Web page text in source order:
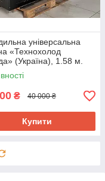
універсальна
«Технохолод
(Україна), 1.58 м.
викладка 90 см., Б/у
₴ 40 000 ₴
Купити